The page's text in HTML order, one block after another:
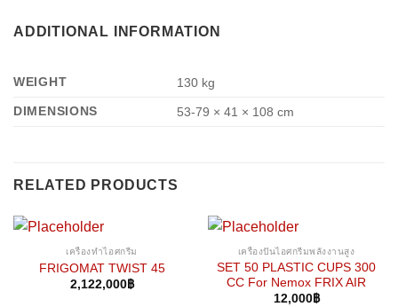
ADDITIONAL INFORMATION
WEIGHT
130 kg
DIMENSIONS
53-79 × 41 × 108 cm
RELATED PRODUCTS
เครื่องทำไอศกรีม
FRIGOMAT TWIST 45
2,122,000฿
เครื่องปั่นไอศกรีมพลังงานสูง
SET 50 PLASTIC CUPS 300
CC For Nemox FRIX AIR
12,000฿